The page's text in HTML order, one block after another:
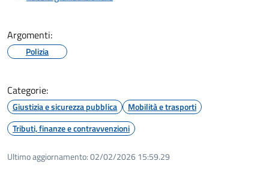
Argomenti:
Polizia
Categorie:
Giustizia e sicurezza pubblica
Mobilità e trasporti
Tributi, finanze e contravvenzioni
Ultimo aggiornamento:02/02/2026 15:59.29